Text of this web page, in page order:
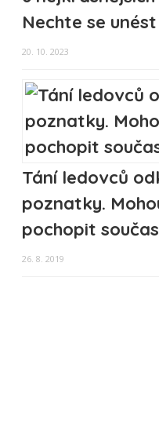
Nechte se
20. 10. 2023
Tání ledovců
poznatky.
pochopit
26. 8. 2019